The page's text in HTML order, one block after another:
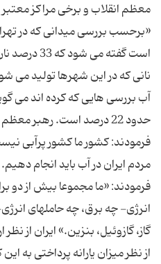
معظم انقلاب و برخی مراكز
«برحسب بررسی میدانی كه در
است گفته
نانی كه در این شهرها تولید می
آب بررسی هایی كه كرده اند می
حدود 22 درصد است. رهبر
فرمودند: كشور ما كشور پرآبی
مردم ایران در آب باید انجام
فرمودند: «ما مجموعا بیش از دو
انرژی- چه برق، چه حاملهای
گاز، گازوئیل، بنزین.» ایران از
از نظر میزان یارانه پرداختی به